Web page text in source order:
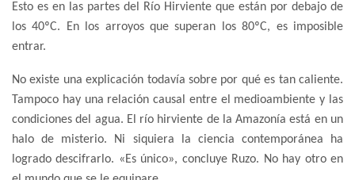
Esto es en las partes del Río Hirviente que están por debajo de
los 40ºC. En los arroyos que superan los 80ºC, es imposible
entrar.
No existe una explicación todavía sobre por qué es tan caliente.
Tampoco hay una relación causal entre el medioambiente y las
condiciones del agua. El río hirviente de la Amazonía está en un
halo de misterio. Ni siquiera la ciencia contemporánea ha
logrado descifrarlo. «Es único», concluye Ruzo. No hay otro en